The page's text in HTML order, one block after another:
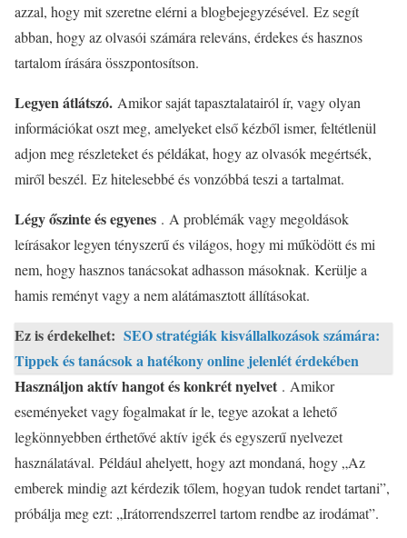
azzal, hogy mit szeretne elérni a blogbejegyzésével. Ez segít
abban, hogy az olvasói számára releváns, érdekes és hasznos
tartalom írására összpontosítson.
Legyen átlátszó. Amikor saját tapasztalatairól ír, vagy olyan
információkat oszt meg, amelyeket első kézből ismer, feltétlenül
adjon meg részleteket és példákat, hogy az olvasók megértsék,
miről beszél. Ez hitelesebbé és vonzóbbá teszi a tartalmat.
Légy őszinte és egyenes . A problémák vagy megoldások
leírásakor legyen tényszerű és világos, hogy mi működött és mi
nem, hogy hasznos tanácsokat adhasson másoknak. Kerülje a
hamis reményt vagy a nem alátámasztott állításokat.
Ez is érdekelhet: SEO stratégiák kisvállalkozások számára:
Tippek és tanácsok a hatékony online jelenlét érdekében
Használjon aktív hangot és konkrét nyelvet . Amikor
eseményeket vagy fogalmakat ír le, tegye azokat a lehető
legkönnyebben érthetővé aktív igék és egyszerű nyelvezet
használatával. Például ahelyett, hogy azt mondaná, hogy „Az
emberek mindig azt kérdezik tőlem, hogyan tudok rendet tartani”,
próbálja meg ezt: „Irátorrendszerrel tartom rendbe az irodámat”.